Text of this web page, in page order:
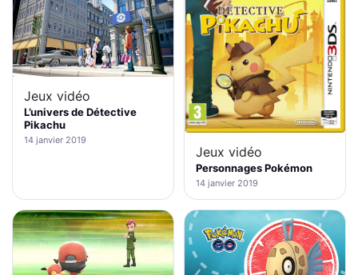
Jeux vidéo
L’univers de Détective
Pikachu
14 janvier 2019
Jeux vidéo
Personnages Pokémon
14 janvier 2019